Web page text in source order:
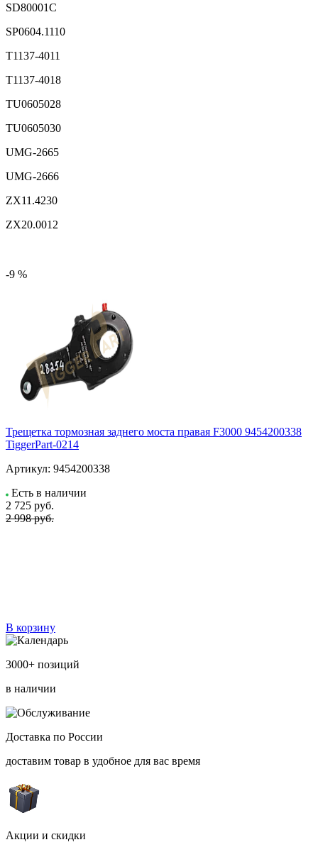
SD80001C
SP0604.1110
T1137-4011
T1137-4018
TU0605028
TU0605030
UMG-2665
UMG-2666
ZX11.4230
ZX20.0012
-9 %
Трещетка тормозная заднего моста правая F3000 9454200338
TiggerPart-0214
Артикул: 9454200338
Есть в наличии
2 725 руб.
2 998 руб.
В корзину
3000+ позиций
в наличии
Доставка по России
доставим товар в удобное для вас время
Акции и скидки